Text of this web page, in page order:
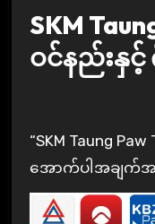
SKM
ဝင်နည်းနှင့်
“SKM Taung Paw Tar Login” ကိုအသုံးပြုရန်အတွက်
အောက်ပါအချက်